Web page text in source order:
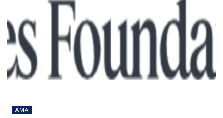
AMA